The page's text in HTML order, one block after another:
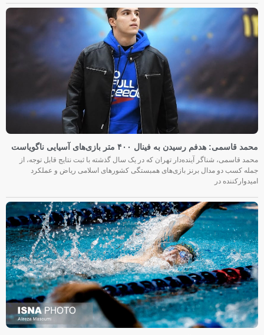
محمد قاسمی: هدفم رسیدن به فینال ۴۰۰ متر بازی‌های آسیایی ناگویاست
محمد قاسمی، شناگر آینده‌دار تهران که در یک سال گذشته با ثبت نتایج قابل توجه، از
جمله کسب دو مدال برنز بازی‌های همبستگی کشورهای اسلامی ریاض و عملکرد
امیدوارکننده در